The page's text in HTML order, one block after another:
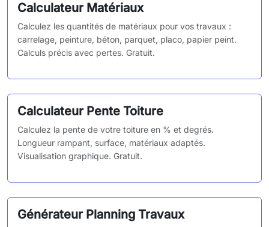
Calculateur Matériaux
Calculez les quantités de matériaux pour vos travaux :
carrelage, peinture, béton, parquet, placo, papier peint.
Calculs précis avec pertes. Gratuit.
Calculateur Pente Toiture
Calculez la pente de votre toiture en % et degrés.
Longueur rampant, surface, matériaux adaptés.
Visualisation graphique. Gratuit.
Générateur Planning Travaux